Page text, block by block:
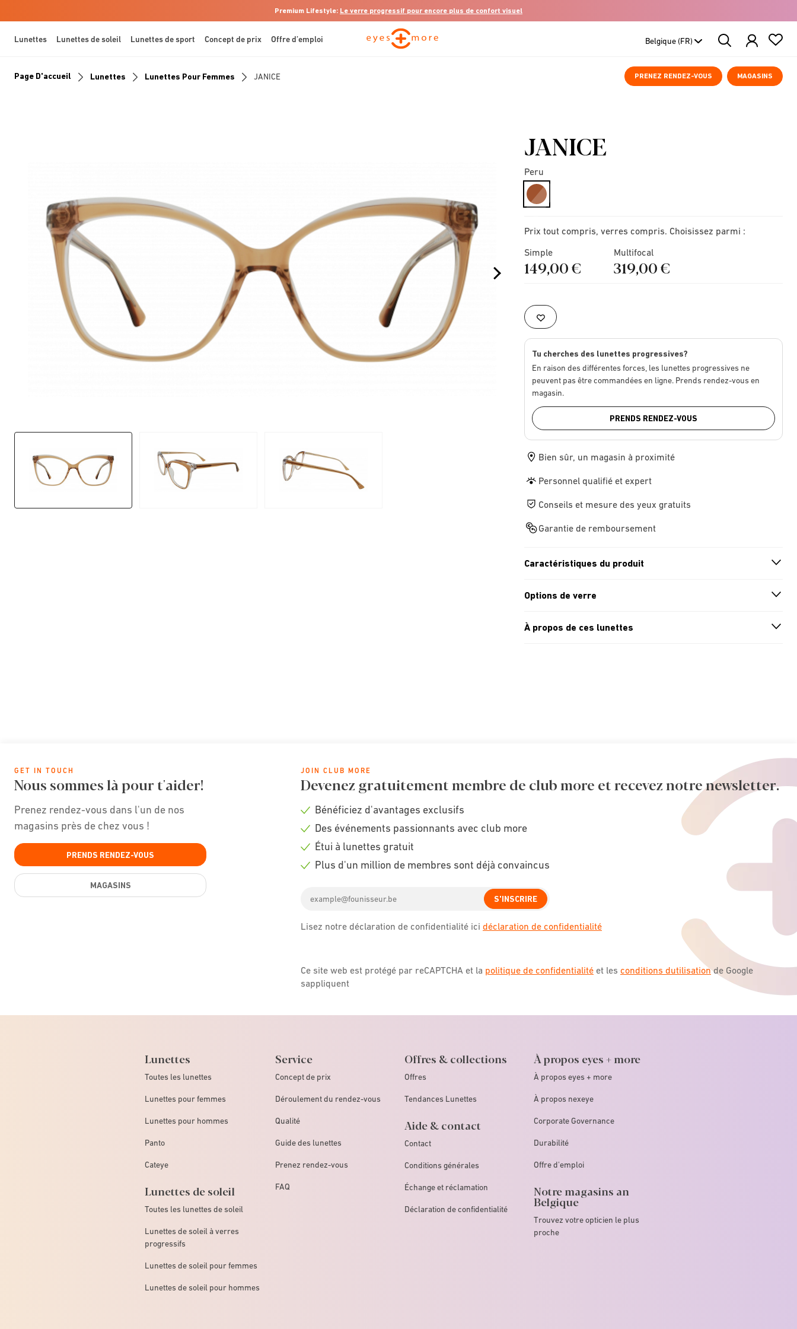
Premium Lifestyle: Le verre progressif pour encore plus de confort visuel
Lunettes Lunettes de soleil Lunettes de sport Concept de prix Offre d’emploi
Search
Products
PRENEZ RENDEZ-VOUS MAGASINS
Page D'accueil Lunettes Lunettes Pour Femmes JANICE
JANICE
Peru
selected
Prix tout compris, verres compris. Choisissez parmi :
Simple
149,00 €
Multifocal
319,00 €
Tu cherches des lunettes progressives?
En raison des différentes forces, les lunettes progressives ne
peuvent pas être commandées en ligne. Prends rendez-vous en
magasin.
PRENDS RENDEZ-VOUS
Bien sûr, un magasin à proximité
Personnel qualifié et expert
Conseils et mesure des yeux gratuits
Garantie de remboursement
Caractéristiques du produit
Options de verre
À propos de ces lunettes
GET IN TOUCH
Nous sommes là pour t'aider!
Prenez rendez-vous dans l'un de nos
magasins près de chez vous !
PRENDS RENDEZ-VOUS
MAGASINS
JOIN CLUB MORE
Devenez gratuitement membre de club more et recevez notre newsletter.
Check
Bénéficiez d'avantages exclusifs
Check
Des événements passionnants avec club more
Check
Étui à lunettes gratuit
Plus d'un million de membres sont déjà convaincus
address
S'INSCRIRE
Lisez notre déclaration de confidentialité ici déclaration de confidentialité
Ce site web est protégé par reCAPTCHA et la politique de confidentialité et les conditions dutilisationde Google
sappliquent
Lunettes
Toutes les lunettes
Lunettes pour femmes
Lunettes pour hommes
Panto
Cateye
Lunettes de soleil
Toutes les lunettes de soleil
Lunettes de soleil à verres
progressifs
Lunettes de soleil pour femmes
Lunettes de soleil pour hommes
Service
Concept de prix
Déroulement du rendez-vous
Qualité
Guide des lunettes
Prenez rendez-vous
FAQ
Offres & collections
Offres
Tendances Lunettes
Aide & contact
Contact
Conditions générales
Échange et réclamation
Déclaration de confidentialité
À propos eyes + more
À propos eyes + more
À propos nexeye
Corporate Governance
Durabilité
Offre d'emploi
Notre magasins an
Belgique
Trouvez votre opticien le plus
proche